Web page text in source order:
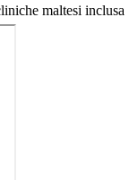
maltesi inclusa